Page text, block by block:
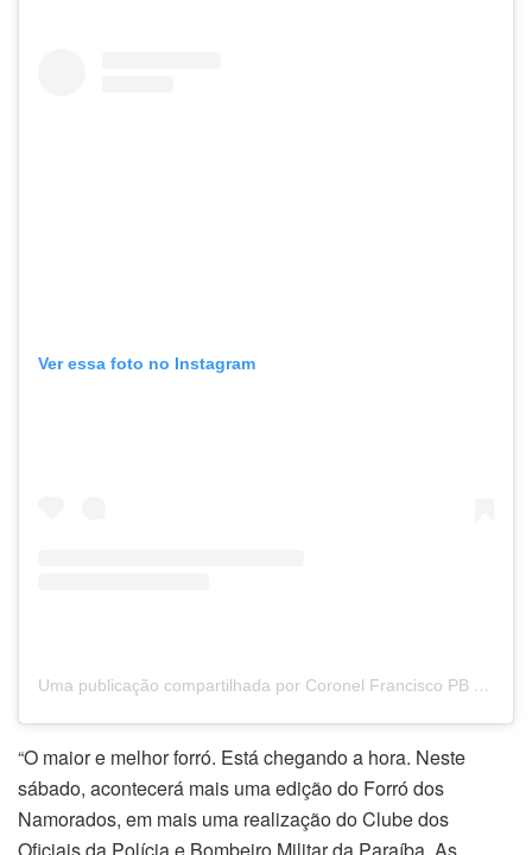
Ver essa foto no Instagram
Uma publicação compartilhada por Coronel Francisco PB (@coronel.francisco.pmpb)
“O maior e melhor forró. Está chegando a hora. Neste
sábado, acontecerá mais uma edição do Forró dos
Namorados, em mais uma realização do Clube dos
Oficiais da Polícia e Bombeiro Militar da Paraíba. As